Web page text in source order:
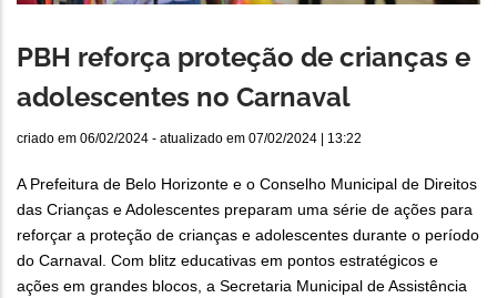
PBH reforça proteção de crianças e
adolescentes no Carnaval
criado em 06/02/2024 - atualizado em 07/02/2024 | 13:22
A Prefeitura de Belo Horizonte e o Conselho Municipal de Direitos
das Crianças e Adolescentes preparam uma série de ações para
reforçar a proteção de crianças e adolescentes durante o período
do Carnaval. Com blitz educativas em pontos estratégicos e
ações em grandes blocos, a Secretaria Municipal de Assistência